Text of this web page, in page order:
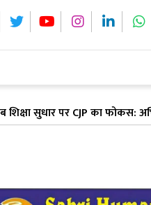
पर CJP का फोकस: अभिजीत